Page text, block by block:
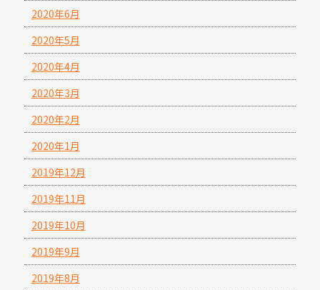
2020年6月
2020年5月
2020年4月
2020年3月
2020年2月
2020年1月
2019年12月
2019年11月
2019年10月
2019年9月
2019年8月